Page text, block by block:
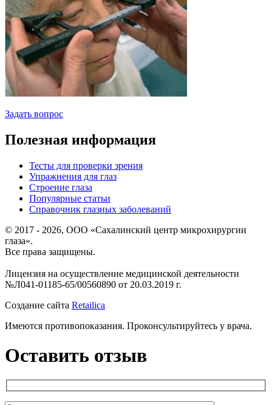
Задать вопрос
Полезная информация
Тесты для проверки зрения
Упражнения для глаз
Строение глаза
Популярные статьи
Справочник глазных заболеваний
© 2017 - 2026, ООО «Сахалинский центр микрохирургии
глаза».
Все права защищены.
Лицензия на осуществление медицинской деятельности
№Л041-01185-65/00560890 от 20.03.2019 г.
Создание сайта Retailica
Имеются противопоказания. Проконсультируйтесь у врача.
Оставить отзыв